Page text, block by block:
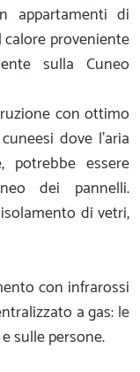
appartamenti di
proveniente
sulla Cuneo
con ottimo
dove l'aria
potrebbe essere
dei pannelli.
di vetri,
con infrarossi
a gas: le
sulle persone.